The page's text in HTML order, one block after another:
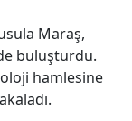
Maraş,
buluşturdu.
hamlesine